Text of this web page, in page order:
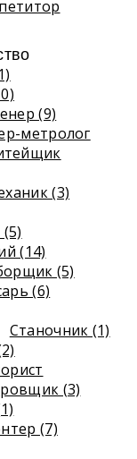
(9)
метролог
(3)
(14)
(5)
(6)
Станочник (1)
(3)
(7)